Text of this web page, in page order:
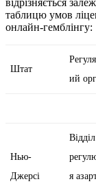
відрізняється
таблицю умов
онлайн-гемблінгу:
Штат
ий
Нью-
Джерсі
Відділ
я